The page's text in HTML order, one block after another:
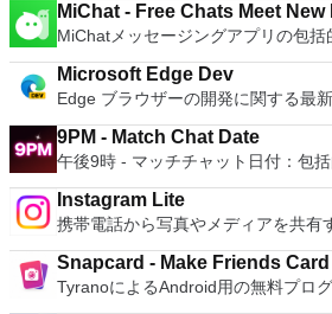
MiChat - Free Chats
MiChatメッセージングアプリの包括
Microsoft Edge Dev
Edge ブラウザーの開発に関する最
9PM - Match Chat Date
午後9時 - マッチチャット日付：包
Instagram Lite
携帯電話から写真やメディアを共有
Snapcard - Make Friends Card
TyranoによるAndroid用の無料プログ